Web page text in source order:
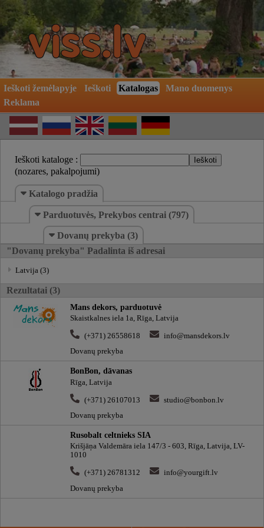
Ieškoti žemėlapyje Ieškoti Katalogas
Mano duomenys
Reklama
Ieškoti kataloge :
(nozares, pakalpojumi)
Katalogo pradžia
Parduotuvės, Prekybos centrai (797)
Dovanų prekyba (3)
"Dovanų prekyba" Padalinta iš adresai
Latvija (3)
Rezultatai (3)
Mans dekors, parduotuvė
Skaistkalnes iela 1a, Rīga, Latvija
(+371) 26558618
info@mansdekors.lv
Dovanų prekyba
BonBon, dāvanas
Rīga, Latvija
(+371) 26107013
studio@bonbon.lv
Dovanų prekyba
Rusobalt celtnieks SIA
Krišjāņa Valdemāra iela 147/3 - 603, Rīga, Latvija, LV-
1010
(+371) 26781312
info@yourgift.lv
Dovanų prekyba